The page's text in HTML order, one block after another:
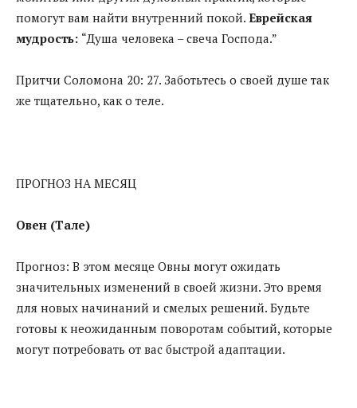
помогут вам найти внутренний покой. Еврейская
мудрость: “Душа человека – свеча Господа.”
Притчи Соломона 20: 27. Заботьтесь о своей душе так
же тщательно, как о теле.
ПРОГНОЗ НА МЕСЯЦ
Овен (Тале)
Прогноз: В этом месяце Овны могут ожидать
значительных изменений в своей жизни. Это время
для новых начинаний и смелых решений. Будьте
готовы к неожиданным поворотам событий, которые
могут потребовать от вас быстрой адаптации.